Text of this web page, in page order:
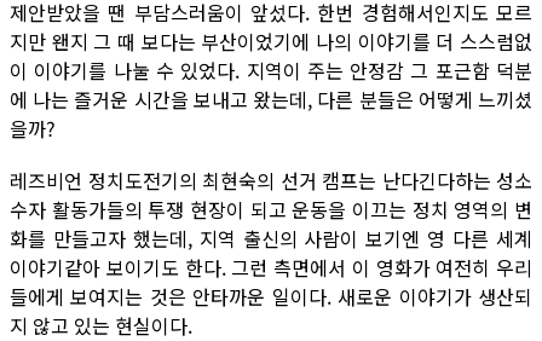
제안받았을 땐 부담스러움이 앞섰다. 한번 경험해서인지도 모르
지만 왠지 그 때 보다는 부산이었기에 나의 이야기를 더 스스럼없
이 이야기를 나눌 수 있었다. 지역이 주는 안정감 그 포근함 덕분
에 나는 즐거운 시간을 보내고 왔는데, 다른 분들은 어떻게 느끼셨
을까?
레즈비언 정치도전기의 최현숙의 선거 캠프는 난다긴다하는 성소
수자 활동가들의 투쟁 현장이 되고 운동을 이끄는 정치 영역의 변
화를 만들고자 했는데, 지역 출신의 사람이 보기엔 영 다른 세계
이야기같아 보이기도 한다. 그런 측면에서 이 영화가 여전히 우리
들에게 보여지는 것은 안타까운 일이다. 새로운 이야기가 생산되
지 않고 있는 현실이다.